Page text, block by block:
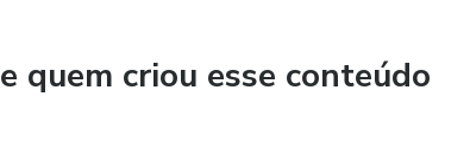
quem criou esse conteúdo